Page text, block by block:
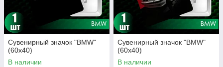
Сувенирный значок "BMW"
(60х40)
В наличии
Сувенирный значок "BMW"
(60х40)
В наличии